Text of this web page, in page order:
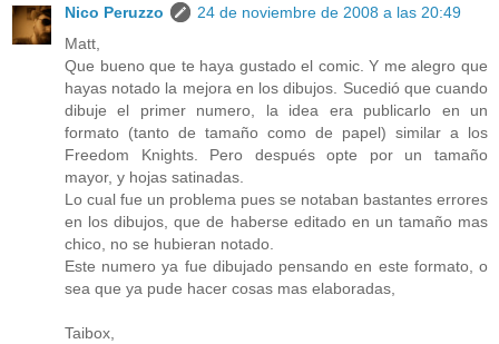
Nico Peruzzo
24 de noviembre de 2008 a las 20:49
Matt,
Que bueno que te haya gustado el comic. Y me alegro que
hayas notado la mejora en los dibujos. Sucedió que cuando
dibuje el primer numero, la idea era publicarlo en un
formato (tanto de tamaño como de papel) similar a los
Freedom Knights. Pero después opte por un tamaño
mayor, y hojas satinadas.
Lo cual fue un problema pues se notaban bastantes errores
en los dibujos, que de haberse editado en un tamaño mas
chico, no se hubieran notado.
Este numero ya fue dibujado pensando en este formato, o
sea que ya pude hacer cosas mas elaboradas,
Taibox,